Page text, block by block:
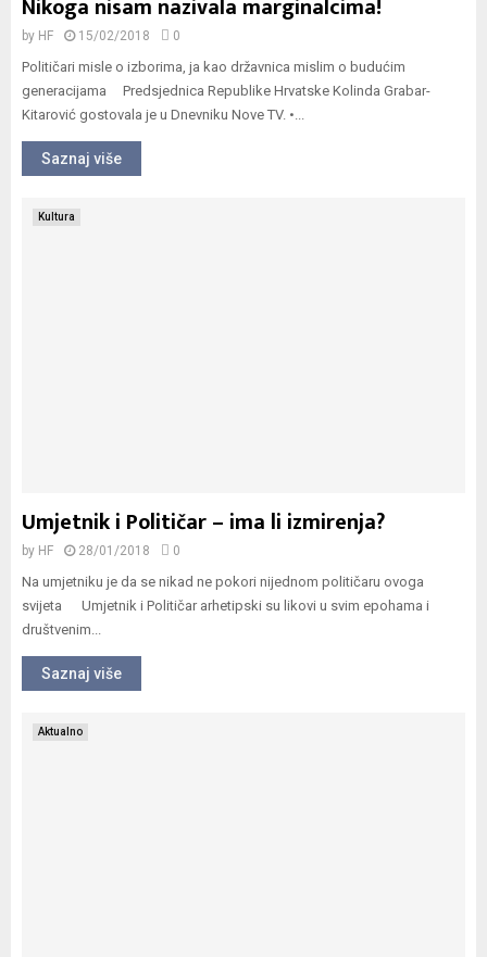
Nikoga nisam nazivala marginalcima!
by HF 15/02/2018 0
Političari misle o izborima, ja kao državnica mislim o budućim
generacijama Predsjednica Republike Hrvatske Kolinda Grabar-
Kitarović gostovala je u Dnevniku Nove TV. •...
Saznaj više
Kultura
Umjetnik i Političar – ima li izmirenja?
by HF 28/01/2018 0
Na umjetniku je da se nikad ne pokori nijednom političaru ovoga
svijeta Umjetnik i Političar arhetipski su likovi u svim epohama i
društvenim...
Saznaj više
Aktualno